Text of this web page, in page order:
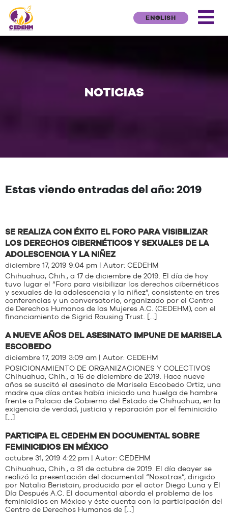
ENGLISH
NOTICIAS
Estas viendo entradas del año: 2019
SE REALIZA CON ÉXITO EL FORO PARA VISIBILIZAR
LOS DERECHOS CIBERNÉTICOS Y SEXUALES DE LA
ADOLESCENCIA Y LA NIÑEZ
diciembre 17, 2019 9:04 pm | Autor: CEDEHM
Chihuahua, Chih., a 17 de diciembre de 2019. El día de hoy
tuvo lugar el “Foro para visibilizar los derechos cibernéticos
y sexuales de la adolescencia y la niñez”, consistente en tres
conferencias y un conversatorio, organizado por el Centro
de Derechos Humanos de las Mujeres A.C. (CEDEHM), con el
financiamiento de Sigrid Rausing Trust. […]
A NUEVE AÑOS DEL ASESINATO IMPUNE DE MARISELA
ESCOBEDO
diciembre 17, 2019 3:09 am | Autor: CEDEHM
POSICIONAMIENTO DE ORGANIZACIONES Y COLECTIVOS
Chihuahua, Chih., a 16 de diciembre de 2019. Hace nueve
años se suscitó el asesinato de Marisela Escobedo Ortiz, una
madre que días antes había iniciado una huelga de hambre
frente a Palacio de Gobierno del Estado de Chihuahua, en la
exigencia de verdad, justicia y reparación por el feminicidio
[…]
PARTICIPA EL CEDEHM EN DOCUMENTAL SOBRE
FEMINICIDIOS EN MÉXICO
octubre 31, 2019 4:22 pm | Autor: CEDEHM
Chihuahua, Chih., a 31 de octubre de 2019. El día deayer se
realizó la presentación del documental “Nosotras”, dirigido
por Natalia Beristain, producido por el actor Diego Luna y El
Día Después A.C. El documental aborda el problema de los
feminicidios en México y éste cuenta con la participación del
Centro de Derechos Humanos de […]